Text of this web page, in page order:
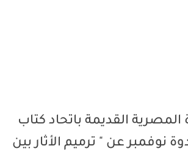
المصرية القديمة باتحاد كتاب
نوفمبر عن " ترميم الأثار بين